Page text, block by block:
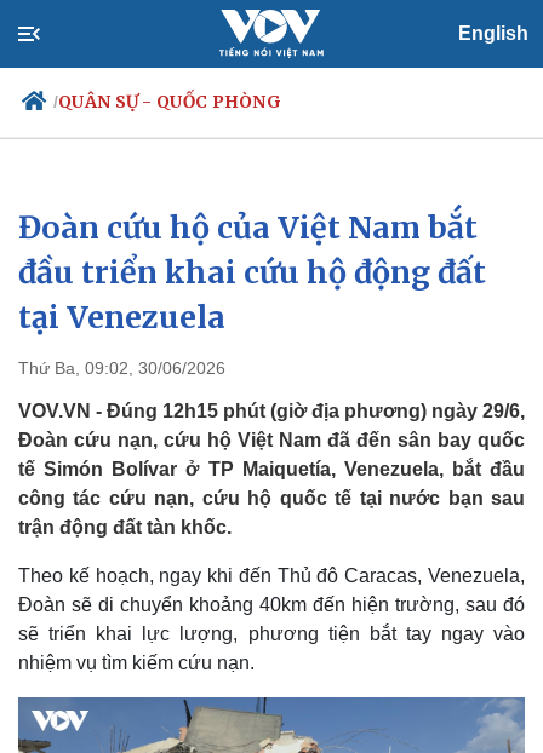
English
/QUÂN SỰ - QUỐC PHÒNG
Chính trị
Đảng
Tổ chức nhân sự
Quốc hội
Nhận diện sự thật
Xã hội
Tin 24h
Dự báo thời tiết
Đoàn cứu hộ của Việt Nam bắt
đầu triển khai cứu hộ động đất
tại Venezuela
Thứ Ba, 09:02, 30/06/2026
VOV.VN - Đúng 12h15 phút (giờ địa phương) ngày 29/6,
Đoàn cứu nạn, cứu hộ Việt Nam đã đến sân bay quốc
tế Simón Bolívar ở TP Maiquetía, Venezuela, bắt đầu
công tác cứu nạn, cứu hộ quốc tế tại nước bạn sau
trận động đất tàn khốc.
Theo kế hoạch, ngay khi đến Thủ đô Caracas, Venezuela,
Đoàn sẽ di chuyển khoảng 40km đến hiện trường, sau đó
sẽ triển khai lực lượng, phương tiện bắt tay ngay vào
nhiệm vụ tìm kiếm cứu nạn.